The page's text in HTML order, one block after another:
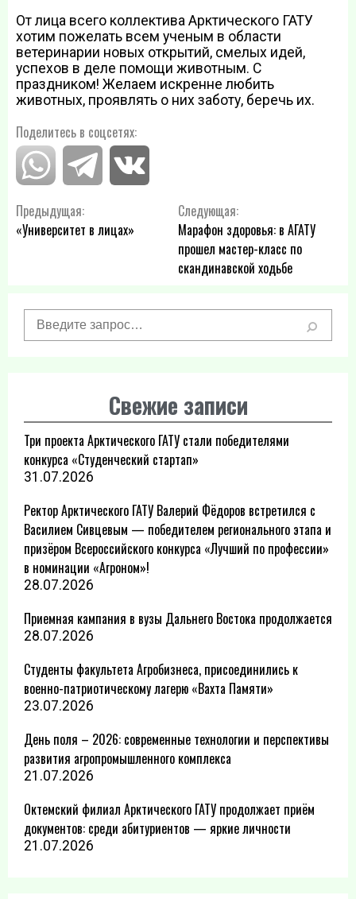
От лица всего коллектива Арктического ГАТУ
хотим пожелать всем ученым в области
ветеринарии новых открытий, смелых идей,
успехов в деле помощи животным. С
праздником! Желаем искренне любить
животных, проявлять о них заботу, беречь их.
Поделитесь в соцсетях:
Навигация
по
Предыдущая:
«Университет в лицах»
Следующая:
Марафон здоровья: в АГАТУ
прошел мастер-класс по
скандинавской ходьбе
Свежие записи
Три проекта Арктического ГАТУ стали победителями
конкурса «Студенческий стартап»
31.07.2026
Ректор Арктического ГАТУ Валерий Фёдоров встретился с
Василием Сивцевым — победителем регионального этапа и
призёром Всероссийского конкурса «Лучший по профессии»
в номинации «Агроном»!
28.07.2026
Приемная кампания в вузы Дальнего Востока продолжается
28.07.2026
Студенты факультета Агробизнеса, присоединились к
военно-патриотическому лагерю «Вахта Памяти»
23.07.2026
День поля – 2026: современные технологии и перспективы
развития агропромышленного комплекса
21.07.2026
Октемский филиал Арктического ГАТУ продолжает приём
документов: среди абитуриентов — яркие личности
21.07.2026